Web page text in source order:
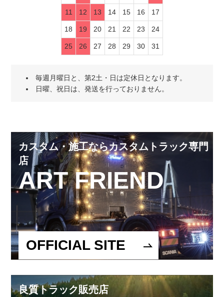
11 12 13 14 15 16 17
18 19 20 21 22 23 24
25 26 27 28 29 30 31
毎週月曜日と、第2土・日は定休日となります。
日曜、祝日は、発送を行っておりません。
カスタム・施工ならカスタムトラック専門
店
ART FRIEND
OFFICIAL SITE
良質トラック販売店